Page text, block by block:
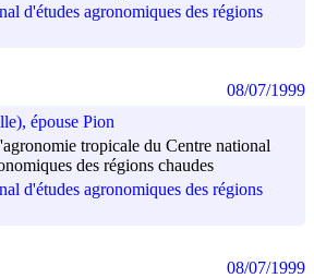
d'études agronomiques des régions
épouse Pion
tropicale du Centre national
des régions chaudes
d'études agronomiques des régions
08/07/1999
08/07/1999